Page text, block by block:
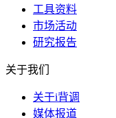
工具资料
市场活动
研究报告
关于我们
关于i背调
媒体报道